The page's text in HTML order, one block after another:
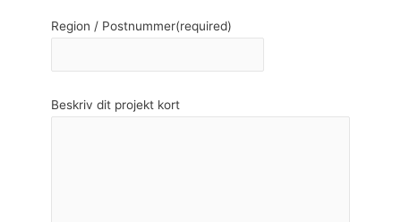
Region / Postnummer(required)
Beskriv dit projekt kort